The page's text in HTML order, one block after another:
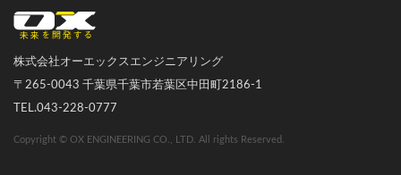
株式会社オーエックスエンジニアリング
〒265-0043 千葉県千葉市若葉区中田町2186-1
TEL.043-228-0777
Copyright © OX ENGINEERING CO., LTD. All rights Reserved.